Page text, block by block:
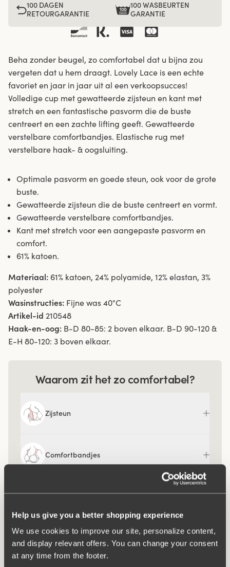
Help us give you a better shopping experience
We use cookies to improve our site, personalize content,
and display relevant offers. You can change your consent
at any time from the footer.
100 DAGEN
RETOURGARANTIE
100 WASBEURTEN
GARANTIE
Beha zonder beugel, zo comfortabel dat u bijna zou
vergeten dat u hem draagt. Lovely Lace is een echte
favoriet en jaar in jaar uit al een verkoopsucces!
Volledige cup met gewatteerde zijsteun en kant met
stretch en een fantastische pasvorm die de buste
centreert en een zachte lifting geeft. Gewatteerde
verstelbare comfortbandjes. Elastische rug met
verstelbare haak- & oogsluiting.
Optimale pasvorm en goede steun, ook voor de grote
buste.
Gewatteerde zijsteun die de buste centreert en vormt.
Gewatteerde verstelbare comfortbandjes.
Kant met stretch voor een aangepaste pasvorm en
comfort.
61% katoen.
Materiaal: 61% katoen, 24% polyamide, 12% elastan, 3%
polyester
Wasinstructies: Fijne was 40°C
Artikel-id 210548
Haak-en-oog: B-D 80-85: 2 boven elkaar. B-D 90-120 &
E-H 80-120: 3 boven elkaar.
Waarom zit het zo comfortabel?
Zijsteun
Comfortbandjes